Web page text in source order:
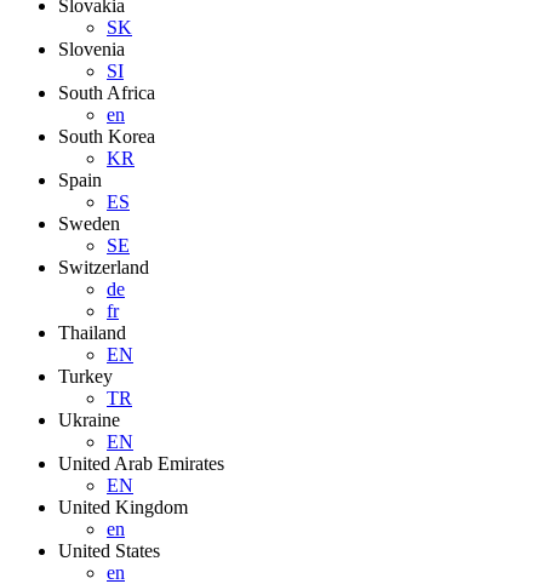
Slovakia
SK
Slovenia
SI
South Africa
en
South Korea
KR
Spain
ES
Sweden
SE
Switzerland
de
fr
Thailand
EN
Turkey
TR
Ukraine
EN
United Arab Emirates
EN
United Kingdom
en
United States
en